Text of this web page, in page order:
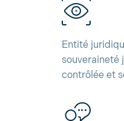
Entité
souveraineté
contrôlée et